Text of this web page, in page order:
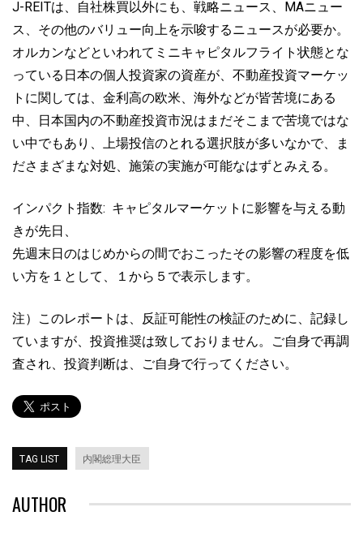
J-REITは、自社株買以外にも、戦略ニュース、MAニュー
ス、その他のバリュー向上を示唆するニュースが必要か。
オルカンなどといわれてミニキャピタルフライト状態とな
っている日本の個人投資家の資産が、不動産投資マーケッ
トに関しては、金利高の欧米、海外などが皆苦境にある
中、日本国内の不動産投資市況はまだそこまで苦境ではな
い中でもあり、上場投信のとれる選択肢が多いなかで、ま
ださまざまな対処、施策の実施が可能なはずとみえる。
インパクト指数: キャピタルマーケットに影響を与える動
きが先日、
先週末日のはじめからの間でおこったその影響の程度を低
い方を１として、１から５で表示します。
注）このレポートは、反証可能性の検証のために、記録し
ていますが、投資推奨は致しておりません。ご自身で再調
査され、投資判断は、ご自身で行ってください。
TAG LIST 内閣総理大臣
AUTHOR